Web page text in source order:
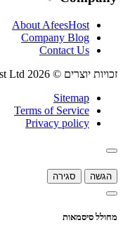
About AfeesHost
Company Blog
Contact Us
זכויות יוצרים © 2026 AfeesHost Ltd כל הזכויות שמורות.
Sitemap
Terms of Service
Privacy policy
הגשה סגירה
מחולל סיסמאות